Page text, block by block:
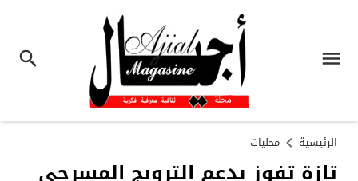
الرئيسية محليات
تازة تفوز بدعم الترويج المسرحي